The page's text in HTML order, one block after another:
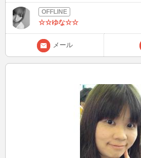
かくなったとはいえ、冬眠から目覚めたば
とします。 来年は冬は暖かいとこで過ご
こも寒いな・・・ 異常気象すぎて|дﾟ) そ
は めちゃくちゃなので見つけたらつかま
おねがします！
☆☆ゆな☆☆
メール